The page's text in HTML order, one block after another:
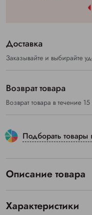
Доставка
Заказывайте и выбирайте
Возврат товара
Возврат товара в течение
Подборать товары
Описание товара
Характеристики